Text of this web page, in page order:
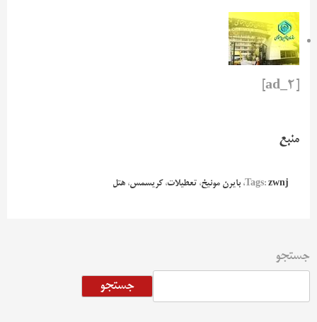
منبع
Tags: zwnj ، بایرن مونیخ، تعطیلات، کریسمس، هتل
جستجو
جستجو